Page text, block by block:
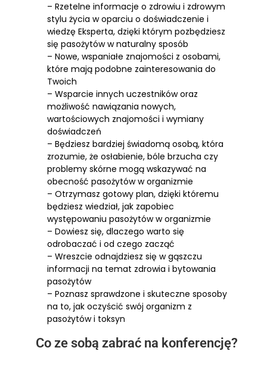
– Rzetelne informacje o zdrowiu i zdrowym
stylu życia w oparciu o doświadczenie i
wiedzę Eksperta, dzięki którym pozbędziesz
się pasożytów w naturalny sposób
– Nowe, wspaniałe znajomości z osobami,
które mają podobne zainteresowania do
Twoich
– Wsparcie innych uczestników oraz
możliwość nawiązania nowych,
wartościowych znajomości i wymiany
doświadczeń
– Będziesz bardziej świadomą osobą, która
zrozumie, że osłabienie, bóle brzucha czy
problemy skórne mogą wskazywać na
obecność pasożytów w organizmie
– Otrzymasz gotowy plan, dzięki któremu
będziesz wiedział, jak zapobiec
występowaniu pasożytów w organizmie
– Dowiesz się, dlaczego warto się
odrobaczać i od czego zacząć
– Wreszcie odnajdziesz się w gąszczu
informacji na temat zdrowia i bytowania
pasożytów
– Poznasz sprawdzone i skuteczne sposoby
na to, jak oczyścić swój organizm z
pasożytów i toksyn
Co ze sobą zabrać na konferencję?